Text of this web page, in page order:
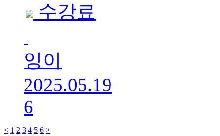
수강료
잉이
2025.05.19
6
< 1 2 3 4 5 6 >